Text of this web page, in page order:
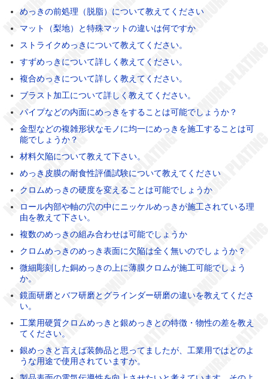
めっきの前処理（脱脂）について教えてください
マット（梨地）と特殊マットの違いは何ですか
ストライクめっきについて教えてください。
すずめっきについて詳しく教えてください。
複合めっきについて詳しく教えてください。
ブラスト加工について詳しく教えてください。
パイプなどの内面にめっきをすることは可能でしょうか？
金型などの複雑形状なモノに均一にめっきを施工することは可
能でしょうか？
材料欠陥について教えて下さい。
めっき皮膜の耐食性評価試験について教えてください
クロムめっきの硬度を変えることは可能でしょうか
ロール内部や軸の穴の中にニッケルめっきが施工されている理
由を教えて下さい。
複数のめっきの組み合わせは可能でしょうか
クロムめっきのめっき表面に欠陥は全く無いのでしょうか？
微細彫刻した銅めっきの上に薄膜クロムが施工可能でしょう
か。
鏡面研磨とバフ研磨とグラインダー研磨の違いを教えてくださ
い。
工業用硬質クロムめっきと銀めっきとの特徴・物性の差を教え
てください。
銀めっきと言えば装飾品と思ってましたが、工業用ではどのよ
うな用途で使用されていますか。